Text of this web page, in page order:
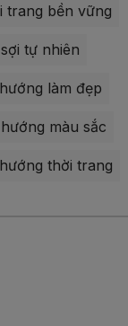
trang bền vững
tự nhiên
làm đẹp
màu sắc
thời trang